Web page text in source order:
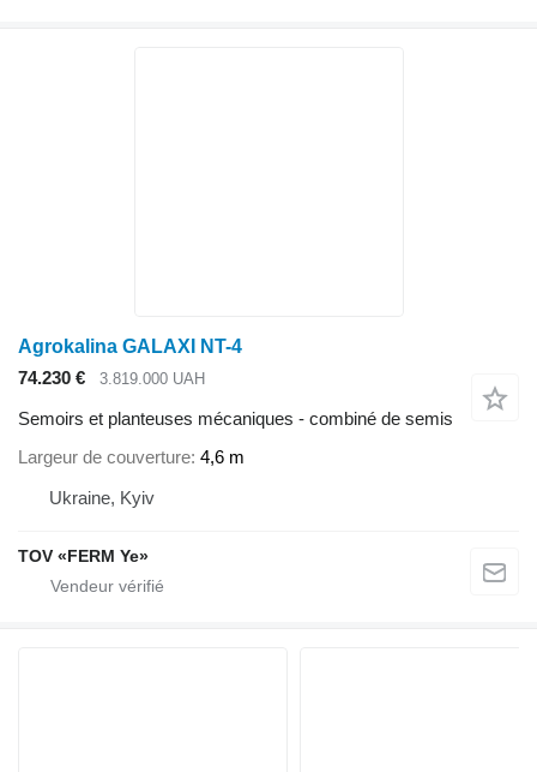
Agrokalina GALAXI NT-4
74.230 €
3.819.000 UAH
Semoirs et planteuses mécaniques - combiné de semis
Largeur de couverture 4,6 m
Ukraine, Kyiv
TOV «FERM Ye»